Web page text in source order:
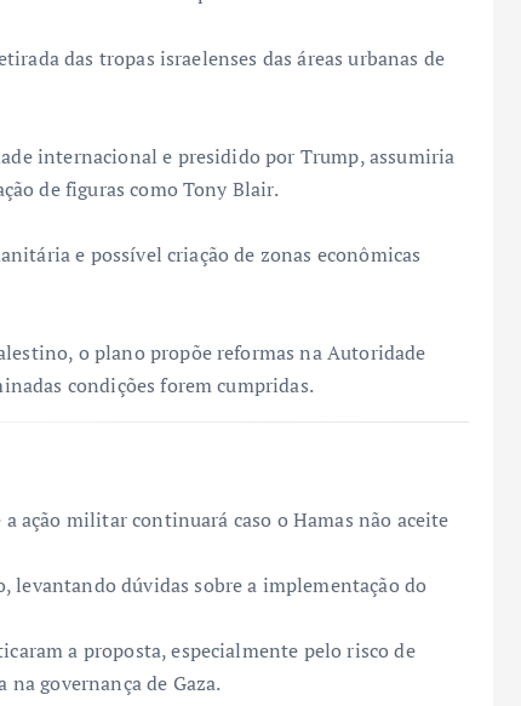
das tropas israelenses das áreas urbanas de
internacional e presidido por Trump, assumiria
de figuras como Tony Blair.
e possível criação de zonas econômicas
o plano propõe reformas na Autoridade
condições forem cumpridas.
ação militar continuará caso o Hamas não aceite
levantando dúvidas sobre a implementação do
a proposta, especialmente pelo risco de
governança de Gaza.